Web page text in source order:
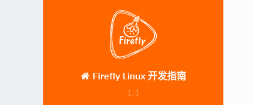
Firefly Linux 开发指南
1.1